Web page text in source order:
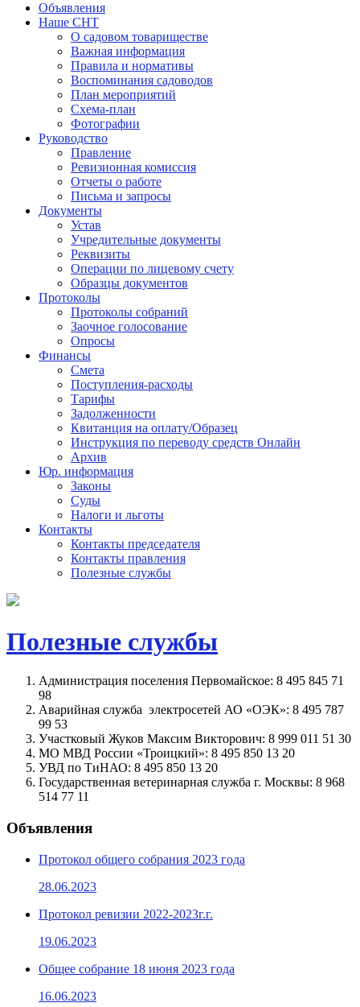
Объявления
Наше СНТ
О садовом товариществе
Важная информация
Правила и нормативы
Воспоминания садоводов
План мероприятий
Схема-план
Фотографии
Руководство
Правление
Ревизионная комиссия
Отчеты о работе
Письма и запросы
Документы
Устав
Учредительные документы
Реквизиты
Операции по лицевому счету
Образцы документов
Протоколы
Протоколы собраний
Заочное голосование
Опросы
Финансы
Смета
Поступления-расходы
Тарифы
Задолженности
Квитанция на оплату/Образец
Инструкция по переводу средств Онлайн
Архив
Юр. информация
Законы
Суды
Налоги и льготы
Контакты
Контакты председателя
Контакты правления
Полезные службы
Полезные службы
Администрация поселения Первомайское: 8 495 845 71
98
Аварийная служба электросетей АО «ОЭК»: 8 495 787
99 53
Участковый Жуков Максим Викторович: 8 999 011 51 30
МО МВД России «Троицкий»: 8 495 850 13 20
УВД по ТиНАО: 8 495 850 13 20
Государственная ветеринарная служба г. Москвы: 8 968
514 77 11
Объявления
Протокол общего собрания 2023 года
28.06.2023
Протокол ревизии 2022-2023г.г.
19.06.2023
Общее собрание 18 июня 2023 года
16.06.2023